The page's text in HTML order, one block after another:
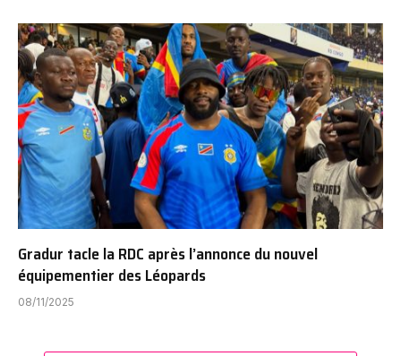
Gradur tacle la RDC après l’annonce du nouvel
équipementier des Léopards
08/11/2025